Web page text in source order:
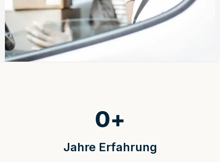
Jahre Erfahrung
0+